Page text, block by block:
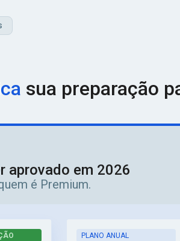
sua preparação
aprovado em 2026
é Premium.
PLANO ANUAL